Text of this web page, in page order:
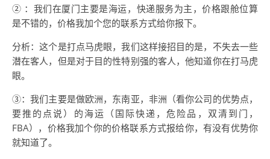
② ：我们在厦门主要是海运，快递服务为主，价格跟舱位算
是不错的，价格我加个您的联系方式给你报下。
分析：这个是打点马虎眼，我们这样接招目的是，不失去一些
潜在客人，但是对于目的性特别强的客人，他知道你在打马虎
眼。
③：我们主要是做欧洲，东南亚，非洲（看你公司的优势点，
要推的点说）的海运（国际快递，危险品，双清到门，
FBA），价格我加个你的价格联系方式报给你，有没有优势你
就知道了。